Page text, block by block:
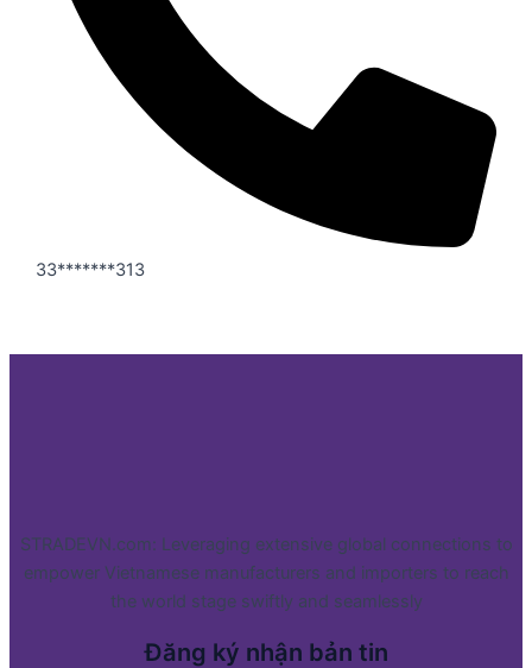
33*******313
STRADEVN.com: Leveraging extensive global connections to
empower Vietnamese manufacturers and importers to reach
the world stage swiftly and seamlessly
Đăng ký nhận bản tin